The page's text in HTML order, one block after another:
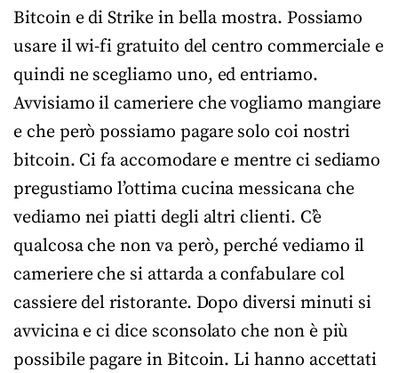
Bitcoin e di Strike in bella mostra. Possiamo
usare il wi-fi gratuito del centro commerciale e
quindi ne scegliamo uno, ed entriamo.
Avvisiamo il cameriere che vogliamo mangiare
e che però possiamo pagare solo coi nostri
bitcoin. Ci fa accomodare e mentre ci sediamo
pregustiamo l’ottima cucina messicana che
vediamo nei piatti degli altri clienti. C’è
qualcosa che non va però, perché vediamo il
cameriere che si attarda a confabulare col
cassiere del ristorante. Dopo diversi minuti si
avvicina e ci dice sconsolato che non è più
possibile pagare in Bitcoin. Li hanno accettati